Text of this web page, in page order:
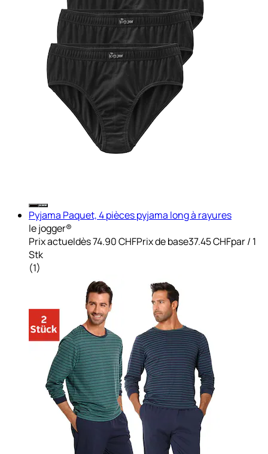
Pyjama Paquet, 4 pièces pyjama long à rayures
le jogger®
Prix actueldès74.90 CHFPrix de base37.45 CHFpar/ 1
Stk
(1)